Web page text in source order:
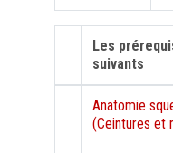
Les
suivants
Anatomie
(Ceintures et